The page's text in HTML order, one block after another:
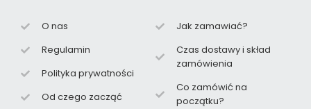
O nas
Regulamin
Polityka prywatności
Od czego zacząć
Jak zamawiać?
Czas dostawy i skład
zamówienia
Co zamówić na
początku?